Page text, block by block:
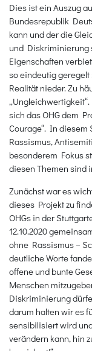
Dies ist ein Auszug
Bundesrepublik
kann und der die
und Diskriminierung
Eigenschaften
so eindeutig
Realität nieder. Zu
sich das OHG dem
Courage“. In
Rassismus,
besonderem Fokus
diesen Themen sind
Zunächst war es
dieses Projekt zu
OHGs in der
12.10.2020
ohne Rassismus –
deutliche Worte
offene und bunte
Menschen
Diskriminierung
darum halten wir es
sensibilisiert wird
verändern kann, hin